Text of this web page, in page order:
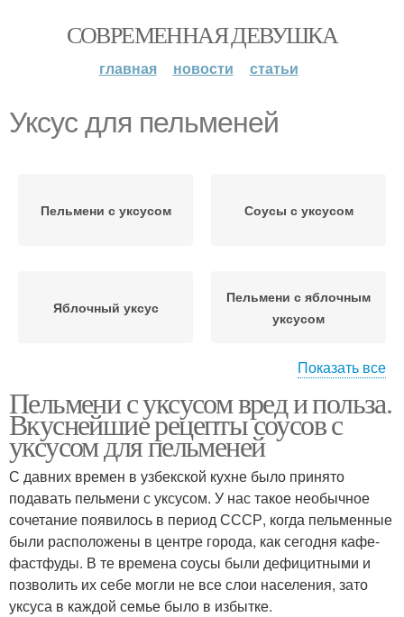
СОВРЕМЕННАЯ ДЕВУШКА
главная новости статьи
Уксус для пельменей
Пельмени с уксусом Соусы с уксусом
Яблочный уксус
Пельмени с яблочным
уксусом
Тесто для пельменей Соус для пельменей
Соус с уксусом
Соус с яблочным
уксусом
Показать все
Пельмени с уксусом вред и польза.
Вкуснейшие рецепты соусов с
уксусом для пельменей
С давних времен в узбекской кухне было принято
подавать пельмени с уксусом. У нас такое необычное
сочетание появилось в период СССР, когда пельменные
были расположены в центре города, как сегодня кафе-
фастфуды. В те времена соусы были дефицитными и
позволить их себе могли не все слои населения, зато
уксуса в каждой семье было в избытке.